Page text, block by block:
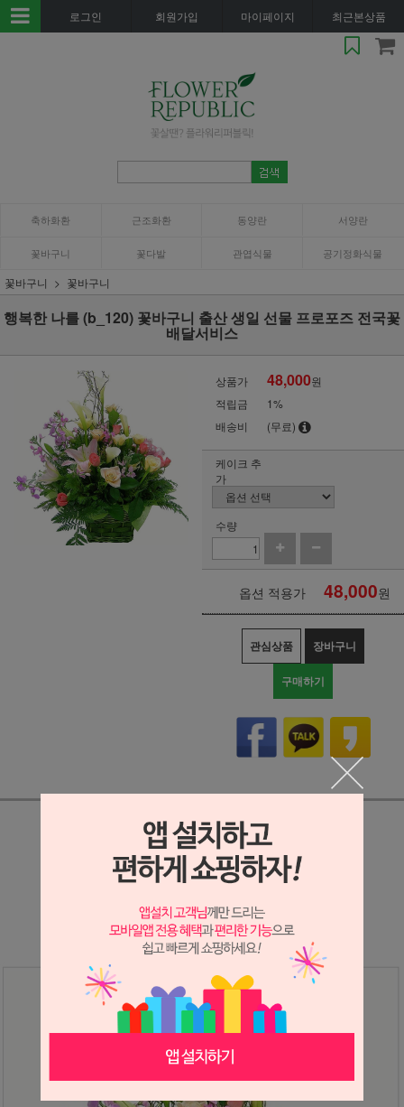
로그인 회원가입 마이페이지 최근본상품
축하화환 근조화환 동양란 서양란
꽃바구니 꽃다발 관엽식물 공기정화식물
꽃바구니 꽃바구니
행복한 나를 (b_120) 꽃바구니 출산 생일 선물 프로포즈 전국꽃
배달서비스
상품가 48,000원
적립금
1%
배송비
(무료)
케이크 추
가
수량
옵션 적용가 48,000원
관심상품 장바구니
구매하기
상세정보 새창 열기